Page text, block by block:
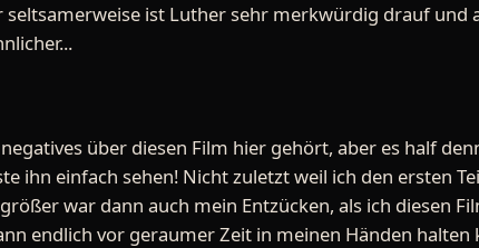
seltsamerweise ist Luther sehr merkwürdig drauf
über diesen Film hier gehört, aber es half
ihn einfach sehen! Nicht zuletzt weil ich den ersten
war dann auch mein Entzücken, als ich diesen
endlich vor geraumer Zeit in meinen Händen halten